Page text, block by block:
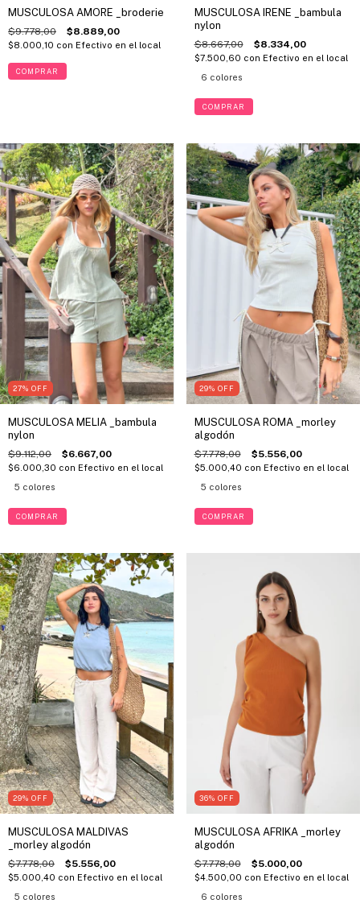
MUSCULOSA AMORE _broderie
$9.778,00 $8.889,00
$8.000,10 con Efectivo en el local
COMPRAR
MUSCULOSA IRENE _bambula
nylon
$8.667,00 $8.334,00
$7.500,60 con Efectivo en el local
6 colores
COMPRAR
27% OFF
MUSCULOSA MELIA _bambula
nylon
$9.112,00 $6.667,00
$6.000,30 con Efectivo en el local
5 colores
COMPRAR
29% OFF
MUSCULOSA ROMA _morley
algodón
$7.778,00 $5.556,00
$5.000,40 con Efectivo en el local
5 colores
COMPRAR
29% OFF
MUSCULOSA MALDIVAS
_morley algodón
$7.778,00 $5.556,00
$5.000,40 con Efectivo en el local
5 colores
36% OFF
MUSCULOSA AFRIKA _morley
algodón
$7.778,00 $5.000,00
$4.500,00 con Efectivo en el local
6 colores